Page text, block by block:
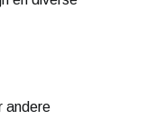
andere